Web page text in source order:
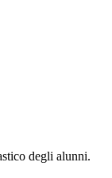
degli alunni.